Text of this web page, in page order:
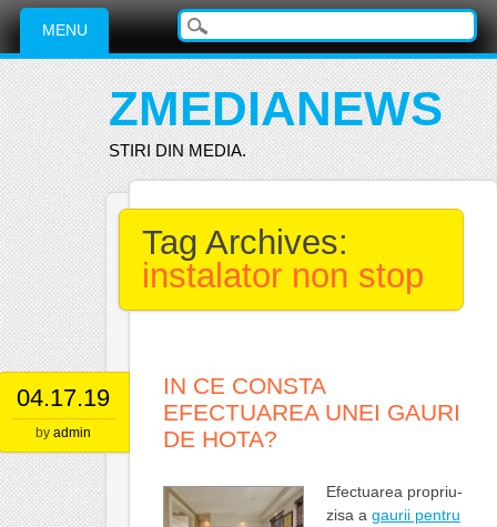
Main menu
Skip
content
MENU
ZMEDIANEWS
STIRI DIN MEDIA.
Tag Archives:
instalator non stop
04.17.19
by admin
IN CE CONSTA
EFECTUAREA UNEI GAURI
DE HOTA?
Efectuarea propriu-
zisa a gaurii pentru